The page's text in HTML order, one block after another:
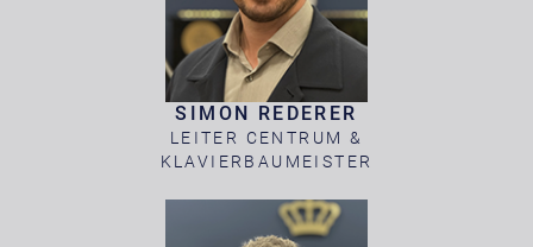
SIMON REDERER
LEITER CENTRUM &
KLAVIERBAUMEISTER